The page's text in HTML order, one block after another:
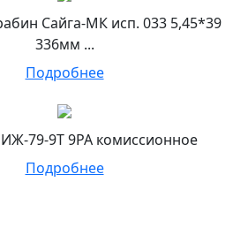
Сайга-МК исп. 033 5,45*39
336мм ...
Подробнее
79-9Т 9РА комиссионное
Подробнее